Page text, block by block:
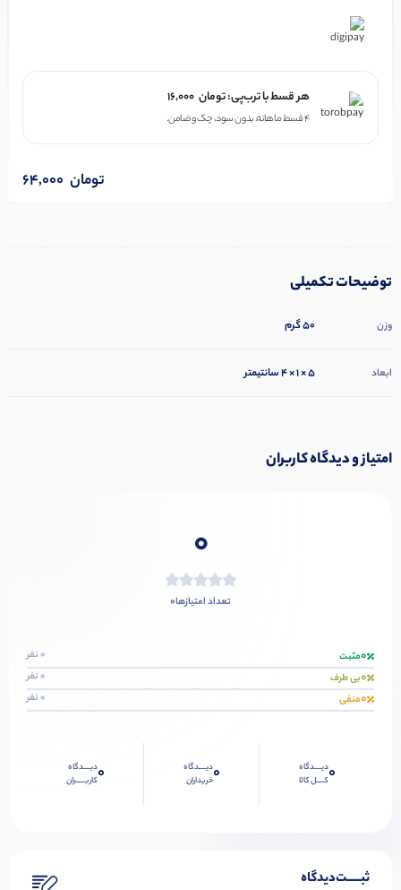
هر قسط با ترب‌پی: 16,000 تومان
۴ قسط ماهانه. بدون سود، چک و ضامن.
64,000 تومان
توضیحات تکمیلی
وزن 50 گرم
ابعاد 5 × 1 × 4 سانتیمتر
امتیاز و دیدگاه کاربران
0
تعداد امتیازها0
0مثبت 0 نفر
0بی طرف 0 نفر
0منفی 0 نفر
0دیــــدگاه
کــــل کالا
0دیــــدگاه
خریداران
0دیــــدگاه
کاربـــــران
ثبـــــت‌دیدگاه